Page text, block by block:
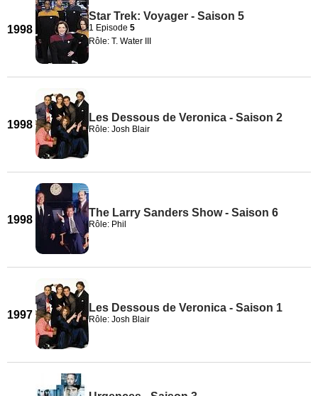
1998
Star Trek: Voyager - Saison 5
1 Episode 5
Rôle: T. Water III
1998
Les Dessous de Veronica - Saison 2
Rôle: Josh Blair
1998
The Larry Sanders Show - Saison 6
Rôle: Phil
1997
Les Dessous de Veronica - Saison 1
Rôle: Josh Blair